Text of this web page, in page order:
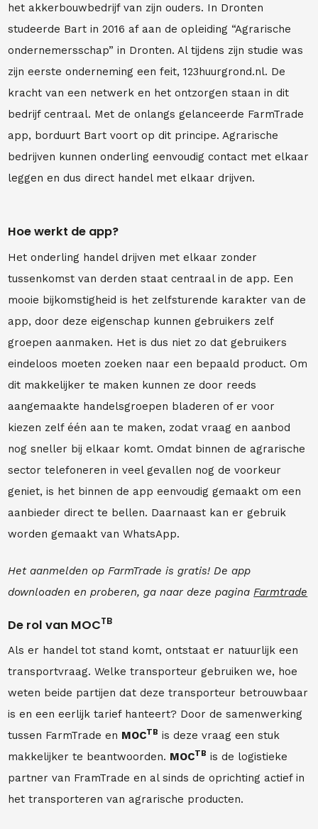
het akkerbouwbedrijf van zijn ouders. In Dronten
studeerde Bart in 2016 af aan de opleiding “Agrarische
ondernemersschap” in Dronten. Al tijdens zijn studie was
zijn eerste onderneming een feit, 123huurgrond.nl. De
kracht van een netwerk en het ontzorgen staan in dit
bedrijf centraal. Met de onlangs gelanceerde FarmTrade
app, borduurt Bart voort op dit principe. Agrarische
bedrijven kunnen onderling eenvoudig contact met elkaar
leggen en dus direct handel met elkaar drijven.
Hoe werkt de app?
Het onderling handel drijven met elkaar zonder
tussenkomst van derden staat centraal in de app. Een
mooie bijkomstigheid is het zelfsturende karakter van de
app, door deze eigenschap kunnen gebruikers zelf
groepen aanmaken. Het is dus niet zo dat gebruikers
eindeloos moeten zoeken naar een bepaald product. Om
dit makkelijker te maken kunnen ze door reeds
aangemaakte handelsgroepen bladeren of er voor
kiezen zelf één aan te maken, zodat vraag en aanbod
nog sneller bij elkaar komt. Omdat binnen de agrarische
sector telefoneren in veel gevallen nog de voorkeur
geniet, is het binnen de app eenvoudig gemaakt om een
aanbieder direct te bellen. Daarnaast kan er gebruik
worden gemaakt van WhatsApp.
Het aanmelden op FarmTrade is gratis! De app
downloaden en proberen, ga naar deze paginaFarmtrade
De rol van MOCTB
Als er handel tot stand komt, ontstaat er natuurlijk een
transportvraag. Welke transporteur gebruiken we, hoe
weten beide partijen dat deze transporteur betrouwbaar
is en een eerlijk tarief hanteert? Door de samenwerking
tussen FarmTrade en MOCTB is deze vraag een stuk
makkelijker te beantwoorden. MOCTB is de logistieke
partner van FramTrade en al sinds de oprichting actief in
het transporteren van agrarische producten.